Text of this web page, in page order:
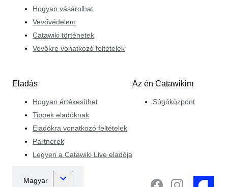
Hogyan vásárolhat
Vevővédelem
Catawiki történetek
Vevőkre vonatkozó feltételek
Eladás
Hogyan értékesíthet
Tippek eladóknak
Eladókra vonatkozó feltételek
Partnerek
Legyen a Catawiki Live eladója
Az én Catawikim
Súgóközpont